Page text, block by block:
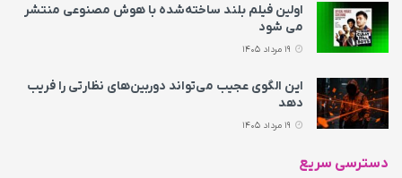
اولین فیلم بلند ساخته‌شده با هوش مصنوعی منتشر
می‌ شود
این الگوی عجیب می‌تواند دوربین‌های نظارتی را فریب
دهد
دسترسی سریع